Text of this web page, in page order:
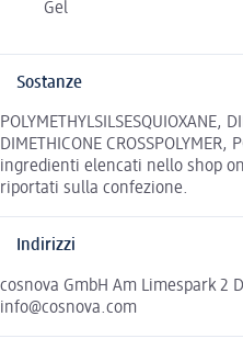
Gel
Sostanze
POLYMETHYLSILSESQUIOXANE,
DIMETHICONE CROSSPOLYMER,
ingredienti elencati nello shop
riportati sulla confezione.
Indirizzi
cosnova GmbH Am Limespark 2
info@cosnova.com